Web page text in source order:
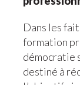
Dans les
formation
démocratie
destiné à